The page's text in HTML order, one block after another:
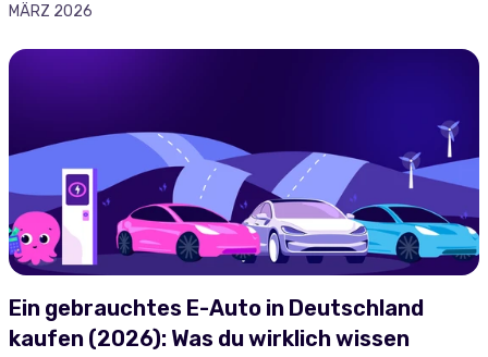
MÄRZ 2026
Ein gebrauchtes E-Auto in Deutschland
kaufen (2026): Was du wirklich wissen